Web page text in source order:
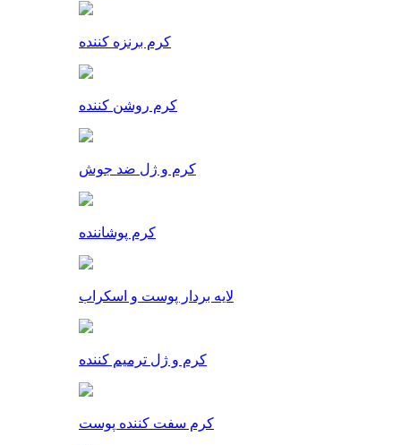
کرم برنزه کننده
کرم روشن کننده
کرم و ژل ضد جوش
کرم پوشاننده
لایه بردار پوست و اسکراب
کرم و ژل ترمیم کننده
کرم سفت کننده پوست